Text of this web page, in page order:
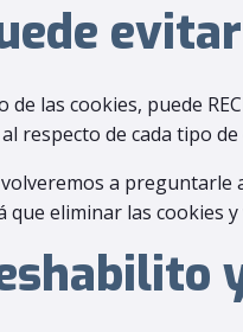
las cookies, puede
respecto de cada tipo
a
eliminar las cookies